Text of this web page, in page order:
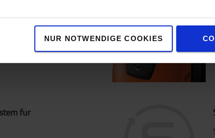
NUR NOTWENDIGE COOKIES
Geräteseite ermöglichen
Gabel im
für